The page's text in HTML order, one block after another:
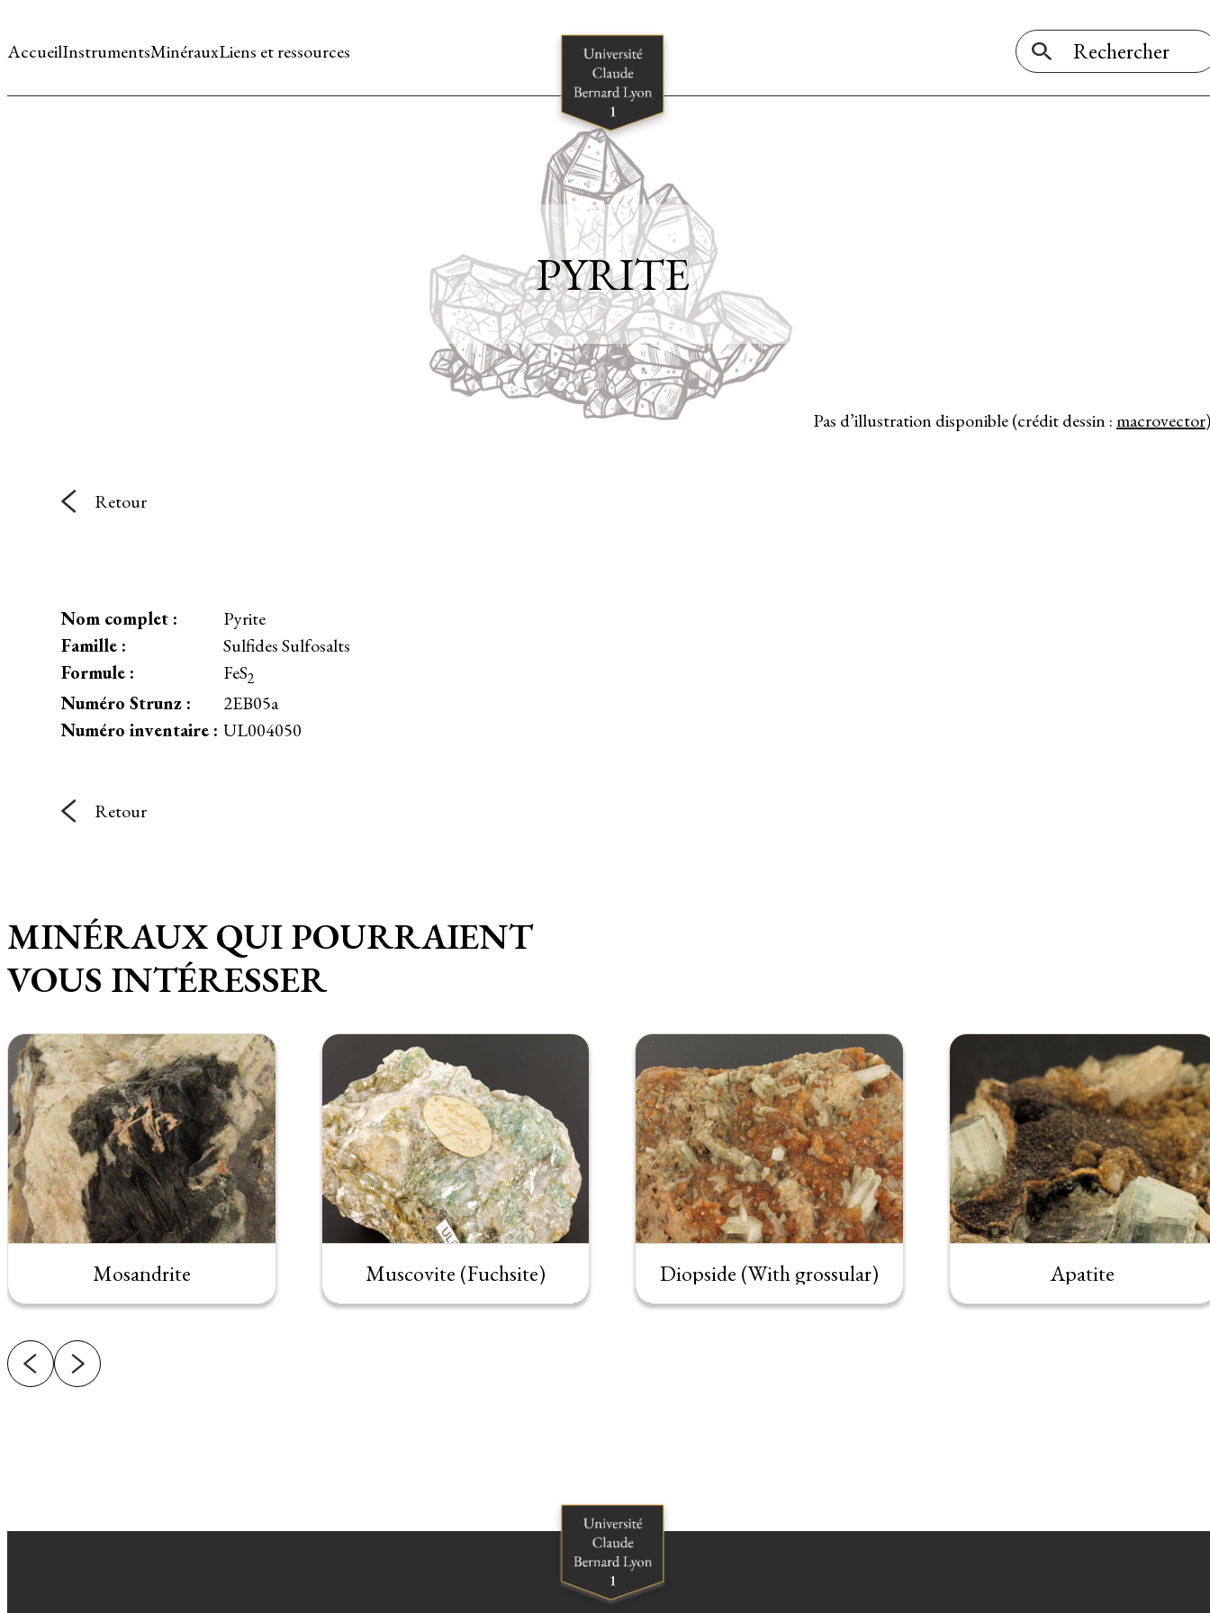
AccueilInstrumentsMinérauxLiens et ressources
Pas d’illustration disponible (crédit dessin :macrovector)
PYRITE
Retour
Nom complet :
Pyrite
Famille :
Sulfides Sulfosalts
Formule :
FeS2
Numéro Strunz :
2EB05a
Numéro inventaire : UL004050
Retour
MINÉRAUX QUI POURRAIENT
VOUS INTÉRESSER
Mosandrite Muscovite (Fuchsite) Diopside (With grossular) Apatite